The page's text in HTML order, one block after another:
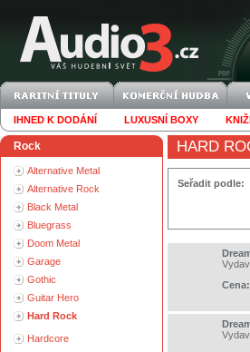
IHNED K DODÁNÍ LUXUSNÍ BOXY
Rock
Alternative Metal
Alternative Rock
Black Metal
Bluegrass
Doom Metal
Garage
Gothic
Guitar Hero
Hard Rock
Hardcore
HARD
Seřadit podle:
Cena: